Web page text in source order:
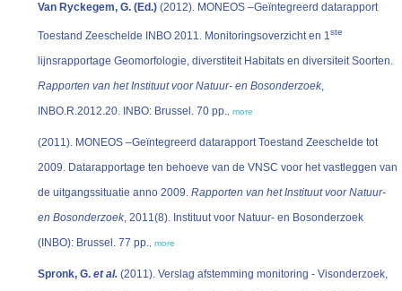
Van Ryckegem, G. (Ed.) (2012). MONEOS –Geïntegreerd datarapport
Toestand Zeeschelde INBO 2011. Monitoringsoverzicht en 1ste
lijnsrapportage Geomorfologie, diverstiteit Habitats en diversiteit Soorten.
Rapporten van het Instituut voor Natuur- en Bosonderzoek,
INBO.R.2012.20. INBO: Brussel. 70 pp., more
(2011). MONEOS –Geïntegreerd datarapport Toestand Zeeschelde tot
2009. Datarapportage ten behoeve van de VNSC voor het vastleggen van
de uitgangssituatie anno 2009. Rapporten van het Instituut voor Natuur-
en Bosonderzoek, 2011(8). Instituut voor Natuur- en Bosonderzoek
(INBO): Brussel. 77 pp., more
Spronk, G. et al. (2011). Verslag afstemming monitoring - Visonderzoek,